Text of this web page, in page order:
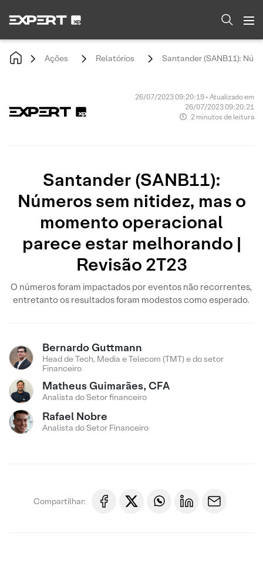
Ações Relatórios Santander (SANB11):
26/07/2023 09:20:19 • Atualizado em
26/07/2023 09:20:21
2 minutos de leitura
Santander (SANB11):
Números sem nitidez, mas o
momento operacional
parece estar melhorando |
Revisão 2T23
O números foram impactados por eventos não recorrentes,
entretanto os resultados foram modestos como esperado.
Bernardo Guttmann
Head de Tech, Media e Telecom (TMT) e do setor
Financeiro
Matheus Guimarães, CFA
Analista do Setor financeiro
Rafael Nobre
Analista do Setor Financeiro
Compartilhar: